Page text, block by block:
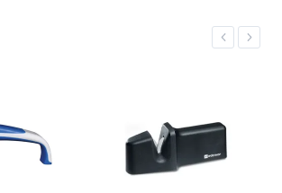
Previous
Next